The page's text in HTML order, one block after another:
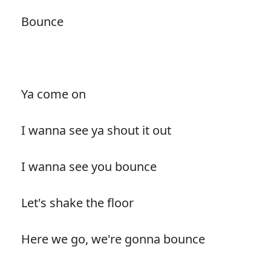
Bounce
Ya come on
I wanna see ya shout it out
I wanna see you bounce
Let's shake the floor
Here we go, we're gonna bounce